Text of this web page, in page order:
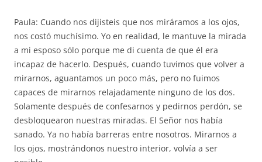
Paula: Cuando nos dijisteis que nos miráramos a los ojos,
nos costó muchísimo. Yo en realidad, le mantuve la mirada
a mi esposo sólo porque me di cuenta de que él era
incapaz de hacerlo. Después, cuando tuvimos que volver a
mirarnos, aguantamos un poco más, pero no fuimos
capaces de mirarnos relajadamente ninguno de los dos.
Solamente después de confesarnos y pedirnos perdón, se
desbloquearon nuestras miradas. El Señor nos había
sanado. Ya no había barreras entre nosotros. Mirarnos a
los ojos, mostrándonos nuestro interior, volvía a ser